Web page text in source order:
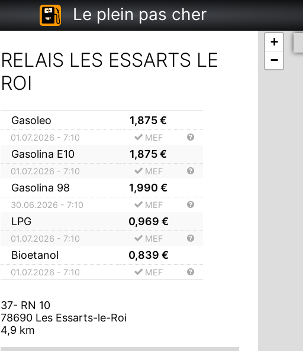
Le plein pas cher
RELAIS LES ESSARTS LE
ROI
Gasoleo 1,875€
01.07.2026 - 7:10 MEF
Gasolina E10 1,875€
01.07.2026 - 7:10 MEF
Gasolina 98 1,990 €
30.06.2026 - 7:10 MEF
LPG 0,969 €
01.07.2026 - 7:10 MEF
Bioetanol 0,839 €
01.07.2026 - 7:10 MEF
37- RN 10
78690 Les Essarts-le-Roi
4,9 km
+
−